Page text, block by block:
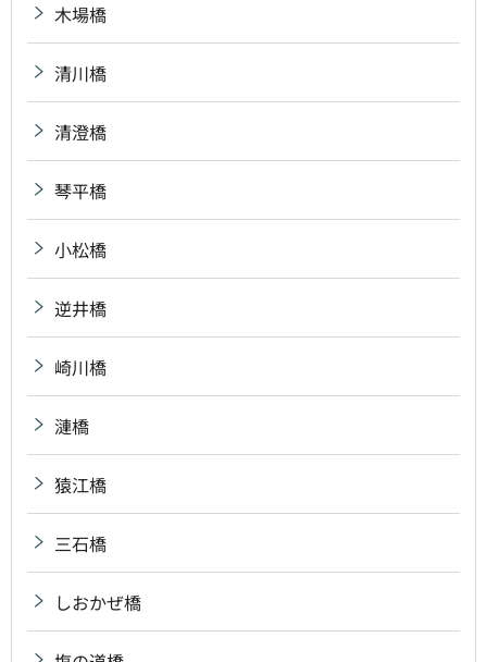
木場橋
清川橋
清澄橋
琴平橋
小松橋
逆井橋
崎川橋
漣橋
猿江橋
三石橋
しおかぜ橋